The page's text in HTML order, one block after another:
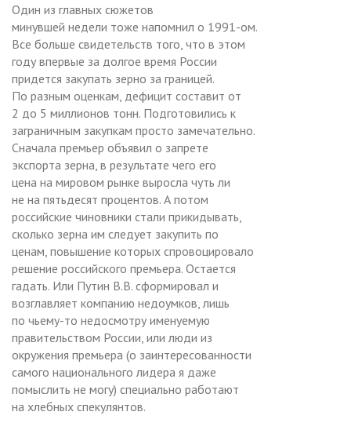
Один из главных сюжетов
минувшей недели тоже напомнил о 1991-ом.
Все больше свидетельств того, что в этом
году впервые за долгое время России
придется закупать зерно за границей.
По разным оценкам, дефицит составит от
2 до 5 миллионов тонн. Подготовились к
заграничным закупкам просто замечательно.
Сначала премьер объявил о запрете
экспорта зерна, в результате чего его
цена на мировом рынке выросла чуть ли
не на пятьдесят процентов. А потом
российские чиновники стали прикидывать,
сколько зерна им следует закупить по
ценам, повышение которых спровоцировало
решение российского премьера. Остается
гадать. Или Путин В.В. сформировал и
возглавляет компанию недоумков, лишь
по чьему-то недосмотру именуемую
правительством России, или люди из
окружения премьера (о заинтересованности
самого национального лидера я даже
помыслить не могу) специально работают
на хлебных спекулянтов.